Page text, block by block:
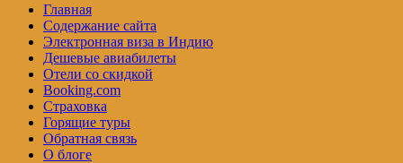
Главная
Содержание сайта
Электронная виза в Индию
Дешевые авиабилеты
Отели со скидкой
Booking.com
Страховка
Горящие туры
Обратная связь
О блоге